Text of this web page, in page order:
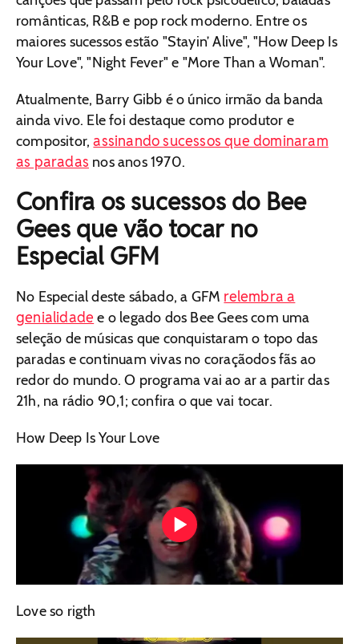
românticas, R&B e pop rock moderno. Entre os
maiores sucessos estão "Stayin’ Alive", "How Deep Is
Your Love", "Night Fever" e "More Than a Woman".
Atualmente, Barry Gibb é o único irmão da banda
ainda vivo. Ele foi destaque como produtor e
compositor,assinando sucessos que dominaram
as paradas nos anos 1970.
Confira os sucessos do Bee
Gees que vão tocar no
Especial GFM
No Especial deste sábado, a GFM relembra a
genialidade e o legado dos Bee Gees com uma
seleção de músicas que conquistaram o topo das
paradas e continuam vivas no coraçãodos fãs ao
redor do mundo. O programa vai ao ar a partir das
21h, na rádio 90,1; confira o que vai tocar.
How Deep Is Your Love
Love so rigth